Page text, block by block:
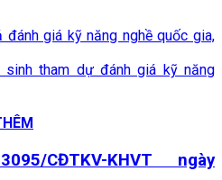
đánh giá kỹ năng nghề quốc gia,
sinh tham dự đánh giá kỹ năng
CĐTKV-KHVT ngày